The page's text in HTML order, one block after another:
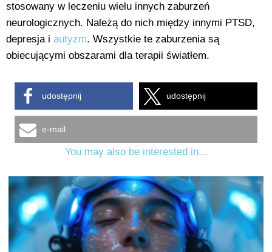
stosowany w leczeniu wielu innych zaburzeń
neurologicznych. Należą do nich między innymi PTSD,
depresja i autyzm. Wszystkie te zaburzenia są
obiecującymi obszarami dla terapii światłem.
udostępnij udostępnij
e-mail
You may also be interested in...